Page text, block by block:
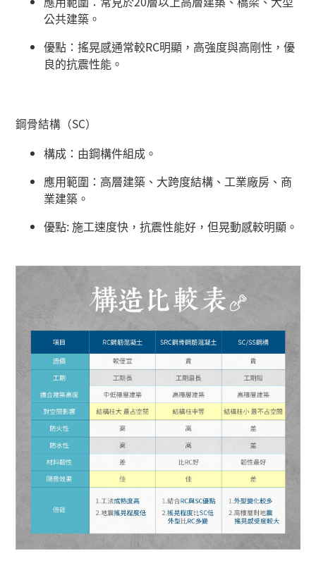
公共建築。
優點：搖晃感通常較RC明顯，高強度與高剛性，優
良的抗震性能。
鋼骨結構（SC）
構成：由鋼構件組成。
應用範圍：高層建築、大跨度結構、工業廠房、商
業建築。
優點:施工速度快，抗震性能好，但晃動感較明顯。